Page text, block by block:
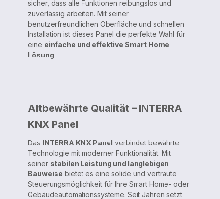
sicher, dass alle Funktionen reibungslos und
zuverlässig arbeiten. Mit seiner
benutzerfreundlichen Oberfläche und schnellen
Installation ist dieses Panel die perfekte Wahl für
eine einfache und effektive Smart Home
Lösung.
Altbewährte Qualität – INTERRA
KNX Panel
Das INTERRA KNX Panel verbindet bewährte
Technologie mit moderner Funktionalität. Mit
seiner stabilen Leistung und langlebigen
Bauweise bietet es eine solide und vertraute
Steuerungsmöglichkeit für Ihre Smart Home- oder
Gebäudeautomationssysteme. Seit Jahren setzt